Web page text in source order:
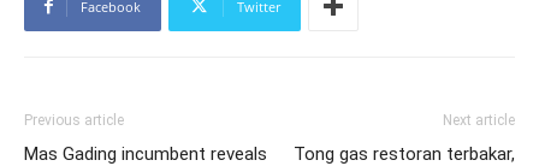
Facebook Twitter
Previous article
Mas Gading incumbent reveals
Next article
Tong gas restoran terbakar,